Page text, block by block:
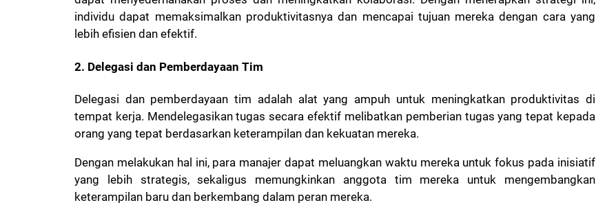
individu dapat memaksimalkan produktivitasnya dan mencapai tujuan mereka dengan cara yang
lebih efisien dan efektif.
2. Delegasi dan Pemberdayaan Tim
Delegasi dan pemberdayaan tim adalah alat yang ampuh untuk meningkatkan produktivitas di
tempat kerja. Mendelegasikan tugas secara efektif melibatkan pemberian tugas yang tepat kepada
orang yang tepat berdasarkan keterampilan dan kekuatan mereka.
Dengan melakukan hal ini, para manajer dapat meluangkan waktu mereka untuk fokus pada inisiatif
yang lebih strategis, sekaligus memungkinkan anggota tim mereka untuk mengembangkan
keterampilan baru dan berkembang dalam peran mereka.